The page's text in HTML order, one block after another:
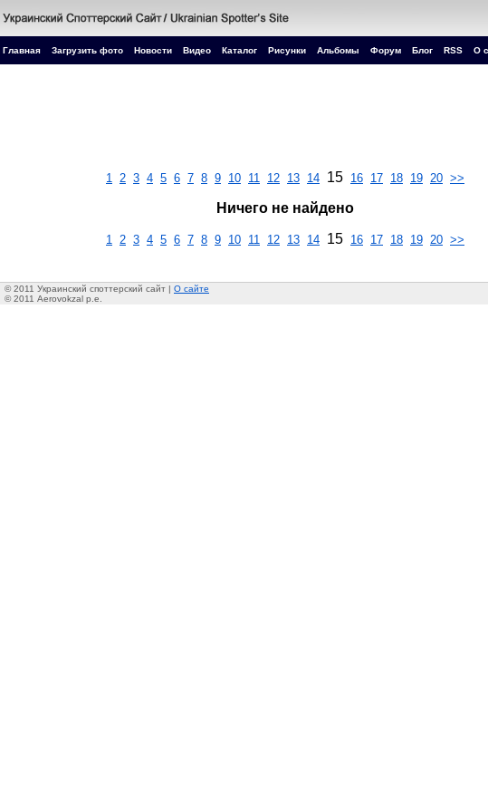
Главная Загрузить фото Новости Видео Каталог Рисунки Альбомы Форум Блог RSS О
1 2 3 4 5 6 7 8 9 10 11 12 13 14 15 16 17 18 19 20 >>
Ничего не найдено
1 2 3 4 5 6 7 8 9 10 11 12 13 14 15 16 17 18 19 20 >>
© 2011 Украинский споттерский сайт | О сайте
© 2011 Aerovokzal p.e.